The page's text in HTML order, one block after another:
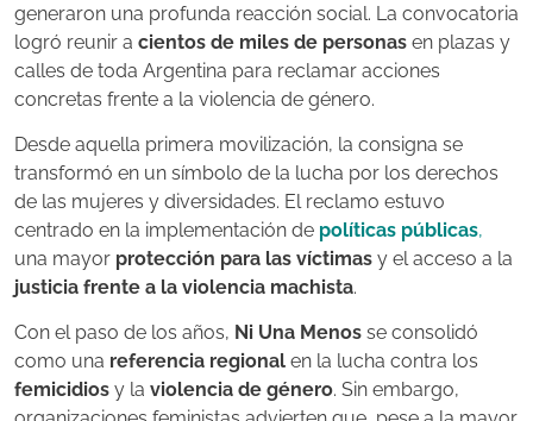
generaron una profunda reacción social. La convocatoria
logró reunir a cientos de miles de personas en plazas y
calles de toda Argentina para reclamar acciones
concretas frente a la violencia de género.
Desde aquella primera movilización, la consigna se
transformó en un símbolo de la lucha por los derechos
de las mujeres y diversidades. El reclamo estuvo
centrado en la implementación de políticas públicas,
una mayor protección para las víctimas y el acceso a la
justicia frente a la violencia machista.
Con el paso de los años, Ni Una Menos se consolidó
como una referencia regional en la lucha contra los
femicidios y la violencia de género. Sin embargo,